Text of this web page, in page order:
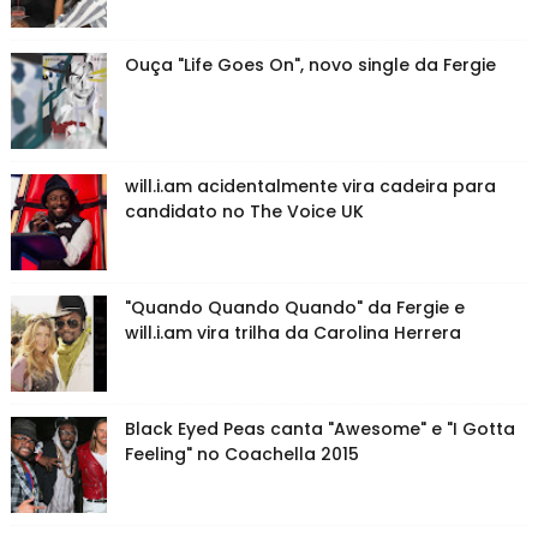
Ouça "Life Goes On", novo single da Fergie
will.i.am acidentalmente vira cadeira para
candidato no The Voice UK
"Quando Quando Quando" da Fergie e
will.i.am vira trilha da Carolina Herrera
Black Eyed Peas canta "Awesome" e "I Gotta
Feeling" no Coachella 2015